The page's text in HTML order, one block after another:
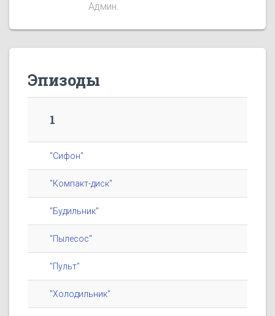
Админ.
Эпизоды
1
"Сифон"
"Компакт-диск"
"Будильник"
"Пылесос"
"Пульт"
"Холодильник"